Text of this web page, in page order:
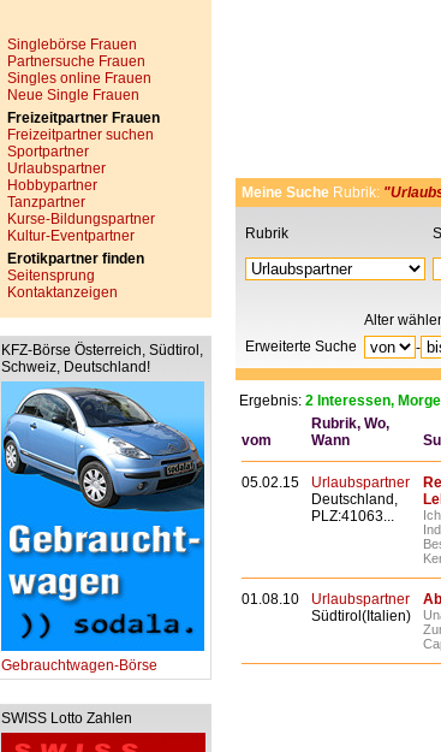
Singlebörse Frauen
Partnersuche Frauen
Singles online Frauen
Neue Single Frauen
Freizeitpartner Frauen
Freizeitpartner suchen
Sportpartner
Urlaubspartner
Hobbypartner
Tanzpartner
Kurse-Bildungspartner
Kultur-Eventpartner
Erotikpartner finden
Seitensprung
Kontaktanzeigen
KFZ-Börse Österreich, Südtirol,
Schweiz, Deutschland!
Gebrauchtwagen-Börse
SWISS Lotto Zahlen
Meine Suche Rubrik:
Rubrik
Alter
Erweiterte Suche
-
Ergebnis: 2 Interessen,
vom
Rubrik, Wo,
Wann
05.02.15
Urlaubspartner
Deutschland,
PLZ:41063...
01.08.10
Urlaubspartner
Südtirol(Italien)